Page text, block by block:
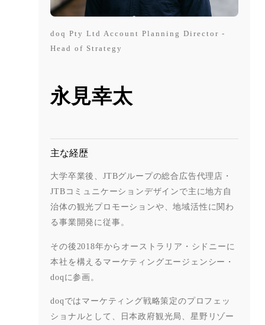
doq Pty Ltd Account Planning Director -
Head of Strategy
永見幸太
主な経歴
大学卒業後、JTBグループの総合広告代理店・
JTBコミュニケーションデザインで主に地方自
治体の観光プロモーションや、地域活性に関わ
る事業開発に従事。
その後2018年からオーストラリア・シドニーに
本社を構えるマーケティングエージェンシー・
doqに参画。
doqではマーケティング戦略策定のプロフェッ
ショナルとして、日本政府観光局、星野リゾー